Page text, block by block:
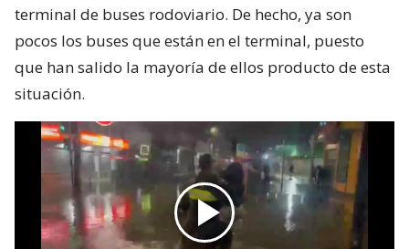
terminal de buses rodoviario. De hecho, ya son
pocos los buses que están en el terminal, puesto
que han salido la mayoría de ellos producto de esta
situación.